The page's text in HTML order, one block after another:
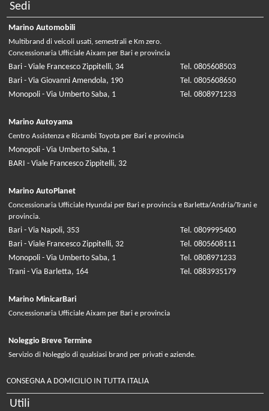
Sedi
Marino Automobili
Multibrand di veicoli usati, semestrali e Km zero.
Concessionaria Ufficiale Aixam per Bari e provincia
Bari - Viale Francesco Zippitelli, 34
Tel. 0805608503
Bari - Via Giovanni Amendola, 190
Tel. 0805608650
Monopoli - Via Umberto Saba, 1
Tel. 0808971233
Marino Autoyama
Centro Assistenza e Ricambi Toyota per Bari e provincia
Monopoli - Via Umberto Saba, 1
BARI - Viale Francesco Zippitelli, 32
Marino AutoPlanet
Concessionaria Ufficiale Hyundai per Bari e provincia e Barletta/Andria/Trani e
provincia.
Bari - Via Napoli, 353
Tel. 0809995400
Bari - Viale Francesco Zippitelli, 32
Tel. 0805608111
Monopoli - Via Umberto Saba, 1
Tel. 0808971233
Trani - Via Barletta, 164
Tel. 0883935179
Marino MinicarBari
Concessionaria Ufficiale Aixam per Bari e provincia
Noleggio Breve Termine
Servizio di Noleggio di qualsiasi brand per privati e aziende.
CONSEGNA A DOMICILIO IN TUTTA ITALIA
Utili